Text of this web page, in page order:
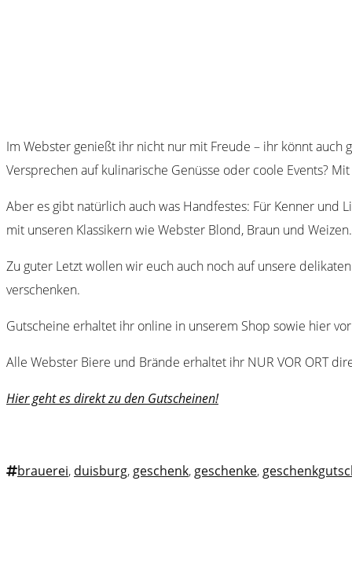
Im Webster genießt ihr nicht nur mit Freude – ihr könnt
Versprechen auf kulinarische Genüsse oder coole Events?
Aber es gibt natürlich auch was Handfestes: Für Kenner
mit unseren Klassikern wie Webster Blond, Braun und
Zu guter Letzt wollen wir euch auch noch auf unsere
verschenken.
Gutscheine erhaltet ihr online in unserem Shop sowie hier
Alle Webster Biere und Brände erhaltet ihr NUR VOR ORT
Hier geht es direkt zu den Gutscheinen!
brauerei, duisburg, geschenk, geschenke,